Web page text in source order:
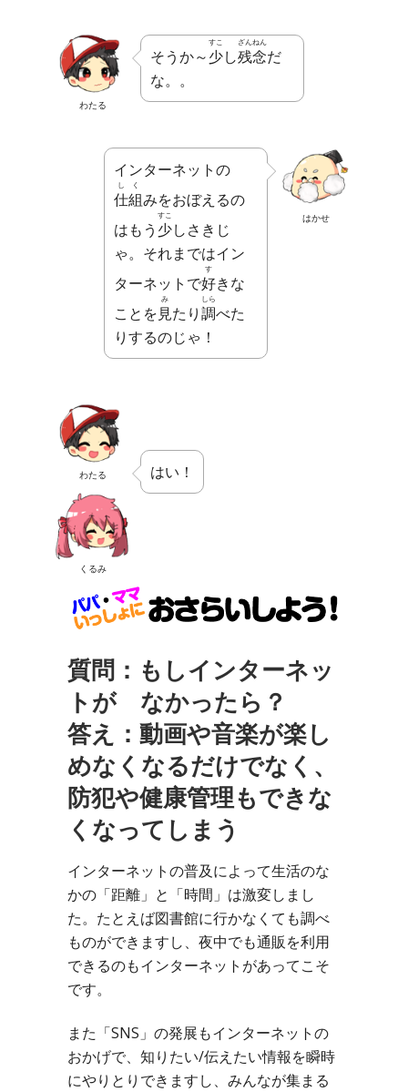
わたる
そうか～少
すこ
し残念
ざんねん
だ
な。。
はかせ
インターネットの
仕組
しく
みをおぼえるの
はもう 少
すこ
しさきじ
ゃ。それまではイン
ターネットで好
す
きな
ことを見
み
たり調
しら
べた
りするのじゃ！
わたる
くるみ
はい！
質問：もしインターネッ
トが なかったら？
答え：動画や音楽が楽し
めなくなるだけでなく、
防犯や健康管理もできな
くなってしまう
インターネットの普及によって生活のな
かの「距離」と「時間」は激変しまし
た。たとえば図書館に行かなくても調べ
ものができますし、夜中でも通販を利用
できるのもインターネットがあってこそ
です。
また「SNS」の発展もインターネットの
おかげで、知りたい/伝えたい情報を瞬時
にやりとりできますし、みんなが集まる